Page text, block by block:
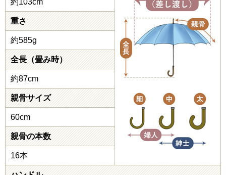
約103cm
重さ
約585g
全長（畳み時）
約87cm
親骨サイズ
60cm
親骨の本数
16本